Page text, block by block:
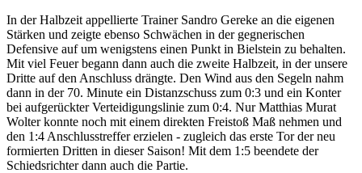
In der Halbzeit appellierte Trainer Sandro Gereke an die eigenen
Stärken und zeigte ebenso Schwächen in der gegnerischen
Defensive auf um wenigstens einen Punkt in Bielstein zu behalten.
Mit viel Feuer begann dann auch die zweite Halbzeit, in der unsere
Dritte auf den Anschluss drängte. Den Wind aus den Segeln nahm
dann in der 70. Minute ein Distanzschuss zum 0:3 und ein Konter
bei aufgerückter Verteidigungslinie zum 0:4. Nur Matthias Murat
Wolter konnte noch mit einem direkten Freistoß Maß nehmen und
den 1:4 Anschlusstreffer erzielen - zugleich das erste Tor der neu
formierten Dritten in dieser Saison! Mit dem 1:5 beendete der
Schiedsrichter dann auch die Partie.